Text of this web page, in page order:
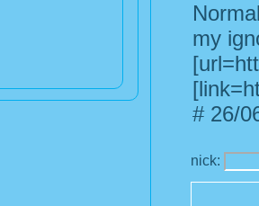
my
#26/
nick: